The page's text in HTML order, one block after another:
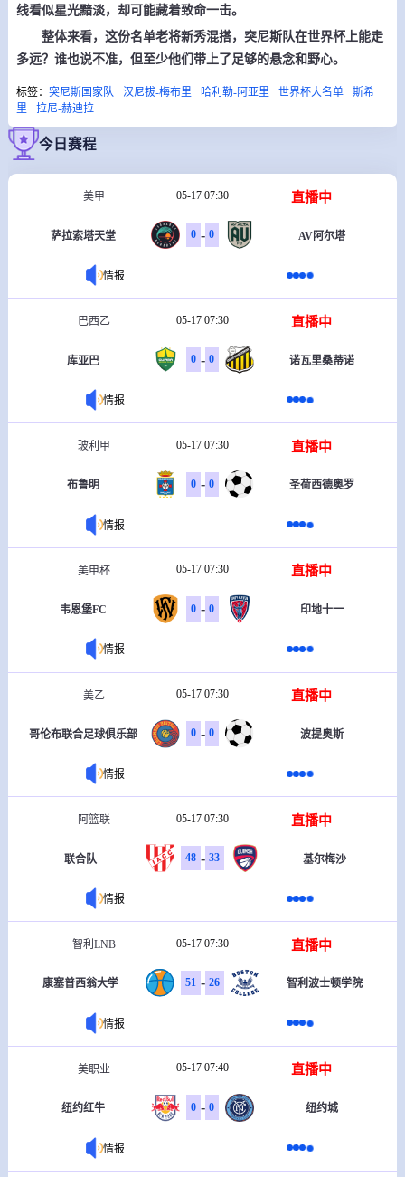
线看似星光黯淡，却可能藏着致命一击。
整体来看，这份名单老将新秀混搭，突尼斯队在世界杯上能走
多远？谁也说不准，但至少他们带上了足够的悬念和野心。
标签： 突尼斯国家队 汉尼拔-梅布里 哈利勒-阿亚里 世界杯大名单
斯希
里
拉尼-赫迪拉
今日赛程
美甲 05-17 07:30 直播中
萨拉索塔天堂 0 - 0 AV阿尔塔
情报
巴西乙 05-17 07:30 直播中
库亚巴 0 - 0 诺瓦里桑蒂诺
情报
玻利甲 05-17 07:30 直播中
布鲁明 0 - 0 圣荷西德奥罗
情报
美甲杯 05-17 07:30 直播中
韦恩堡FC 0 - 0 印地十一
情报
美乙 05-17 07:30 直播中
哥伦布联合足球俱乐部 0 - 0 波提奥斯
情报
阿篮联 05-17 07:30 直播中
联合队 48 - 33 基尔梅沙
情报
智利LNB 05-17 07:30 直播中
康塞普西翁大学 51 - 26 智利波士顿学院
情报
美职业 05-17 07:40 直播中
纽约红牛 0 - 0 纽约城
情报